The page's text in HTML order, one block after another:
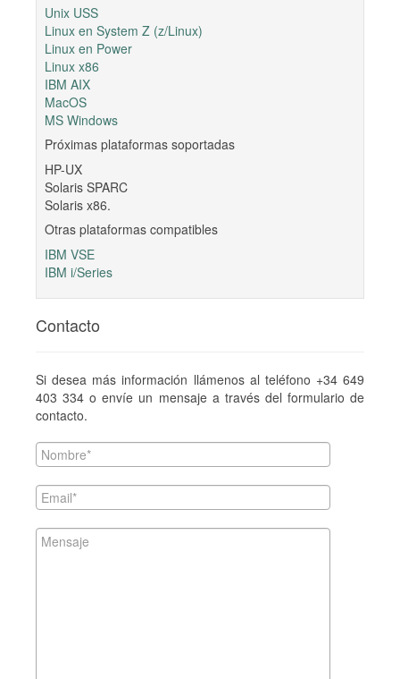
Unix USS
Linux en System Z (z/Linux)
Linux en Power
Linux x86
IBM AIX
MacOS
MS Windows
Próximas plataformas soportadas
HP-UX
Solaris SPARC
Solaris x86.
Otras plataformas compatibles
IBM VSE
IBM i/Series
Contacto
Si desea más información llámenos al teléfono +34 649
403 334 o envíe un mensaje a través del formulario de
contacto.